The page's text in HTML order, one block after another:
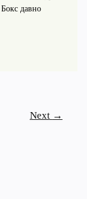
давно
Next →